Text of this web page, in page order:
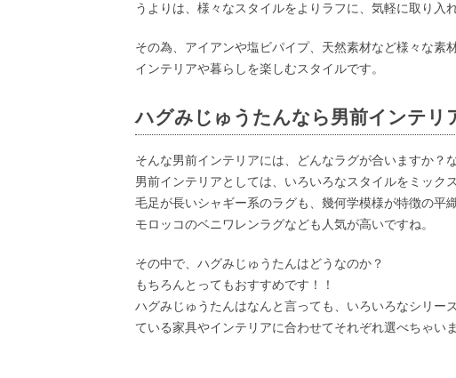
うよりは、様々なスタイルをよりラフに、気軽に取り入
その為、アイアンや塩ビパイプ、天然素材など様々な素
インテリアや暮らしを楽しむスタイルです。
ハグみじゅうたんなら男前インテリ
そんな男前インテリアには、どんなラグが合いますか？
男前インテリアとしては、いろいろなスタイルをミック
毛足が長いシャギー系のラグも、幾何学模様が特徴の平
モロッコのベニワレンラグなども人気が高いですね。
その中で、ハグみじゅうたんはどうなのか？
もちろんとってもおすすめです！！
ハグみじゅうたんはなんと言っても、いろいろなシリー
ている家具やインテリアに合わせてそれぞれ選べちゃいま